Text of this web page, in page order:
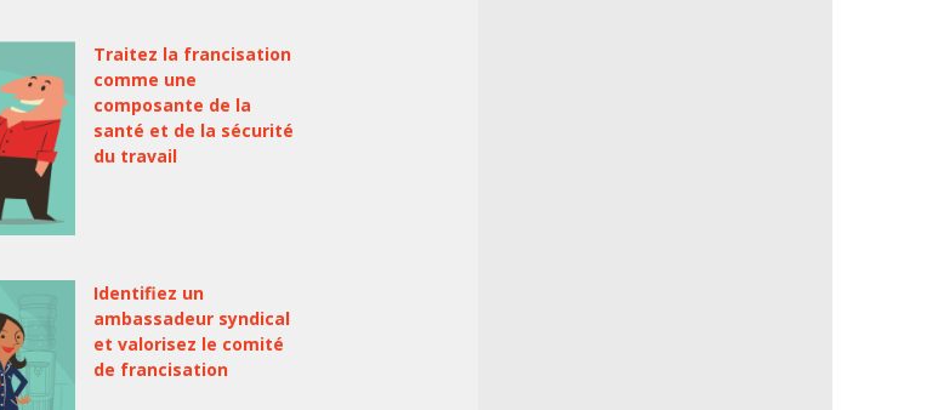
Traitez la francisation
comme une
composante de la
santé et de la sécurité
du travail
Identifiez un
ambassadeur syndical
et valorisez le comité
de francisation